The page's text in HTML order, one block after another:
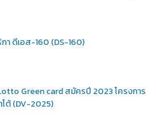
า ดีเอส-160 (DS-160)
Green card สมัครปี 2023 โครงการ
ต้ (DV-2025)